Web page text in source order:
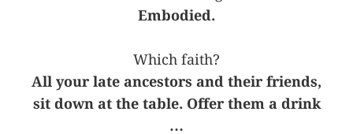
Embodied.
Which faith?
All your late ancestors and their friends,
sit down at the table. Offer them a drink
…